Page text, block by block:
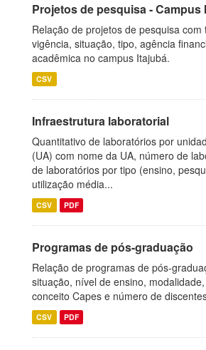
Projetos de pesquisa - Campus
Relação de projetos de pesquisa com
vigência, situação, tipo, agência
acadêmica no campus Itajubá.
CSV
Infraestrutura laboratorial
Quantitativo de laboratórios por
(UA) com nome da UA, número de
de laboratórios por tipo (ensino,
utilização média...
CSV PDF
Programas de pós-graduação
Relação de programas de pós-
situação, nível de ensino,
conceito Capes e número de
CSV PDF